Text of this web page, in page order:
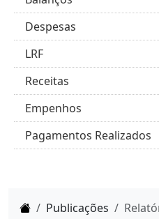
Despesas
LRF
Receitas
Empenhos
Pagamentos Realizados
HomePublicações